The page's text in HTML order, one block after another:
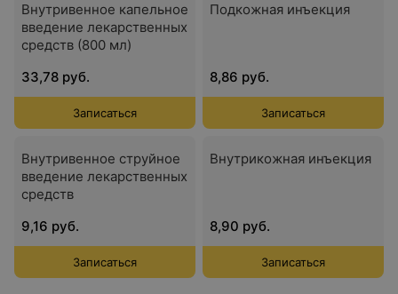
Внутривенное капельное
введение лекарственных
средств (800 мл)
33,78 руб.
Записаться
Подкожная инъекция
8,86 руб.
Записаться
Внутривенное струйное
введение лекарственных
средств
9,16 руб.
Записаться
Внутрикожная инъекция
8,90 руб.
Записаться